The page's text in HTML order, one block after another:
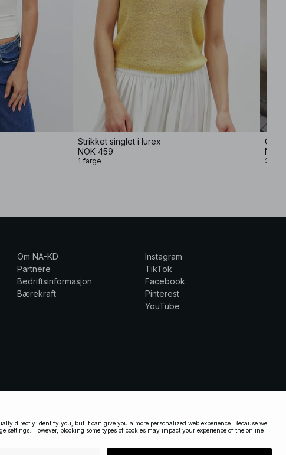
Strikket singlet i lurex
NOK 459
1 farge
NOK
2
Om NA-KD
Partnere
Bedriftsinformasjon
Bærekraft
Instagram
TikTok
Facebook
Pinterest
YouTube